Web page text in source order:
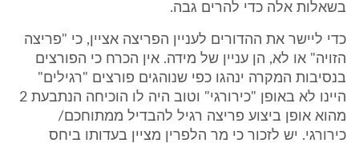
בשאלות אלה כדי להרים גבה.
כדי ליישר את ההדורים לעניין הפריצה אציין, כי "פריצה
הזויה" או לא, הן עניין של מידה. אין הכרח כי הפורצים
בנסיבות המקרה ינהגו כפי שנוהגים פורצים "רגילים"
היינו לא באופן "כירורגי" וטוב היה לו הוכיחה הנתבעת 2
מהוא אופן ביצוע פריצה רגיל להבדיל ממתוחכם/
כירורגי. יש לזכור כי מר הלפרין מציין בעדותו ביחס